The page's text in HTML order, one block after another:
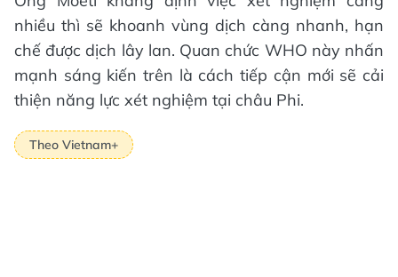
nhiều thì sẽ khoanh vùng dịch càng nhanh, hạn
chế được dịch lây lan. Quan chức WHO này nhấn
mạnh sáng kiến trên là cách tiếp cận mới sẽ cải
thiện năng lực xét nghiệm tại châu Phi.
Theo Vietnam+